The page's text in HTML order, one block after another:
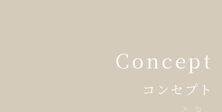
Concept
コンセプト